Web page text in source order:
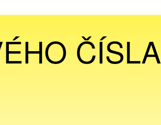
ČÍSLA